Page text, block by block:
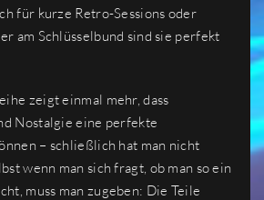
für kurze Retro-Sessions oder
am Schlüsselbund sind sie perfekt
zeigt einmal mehr, dass
Nostalgie eine perfekte
– schließlich hat man nicht
wenn man sich fragt, ob man so ein
muss man zugeben: Die Teile